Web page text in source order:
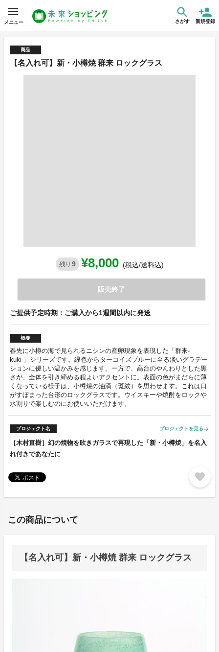
メニュー さがす 新規登録
商品
【名入れ可】新・小樽焼 群来 ロックグラス
残り 9 ¥8,000 (税込/送料込)
販売終了
ご提供予定時期：ご購入から1週間以内に発送
概要
春先に小樽の海で見られるニシンの産卵現象を表現した「群来-
kuki-」シリーズです。緑色からターコイズブルーに至る淡いグラデー
ションに優しい温かみを感じます。一方で、高台のやんわりとした黒
さが、全体を引き締める程よいアクセントに。表面の色がまだらに薄
くなっている様子は、小樽焼の油滴（斑紋）を思わせます。これは口
がすぼまった台形のロックグラスです。ウイスキーや焼酎をロックや
水割りで楽しむのにお使いいただけます。
プロジェクト名 プロジェクトを見る arrow_forward
［木村直樹］幻の焼物を吹きガラスで再現した「新・小樽焼」を名入
れ付きであなたに
favorite
この商品について
【名入れ可】新・小樽焼 群来 ロックグラス